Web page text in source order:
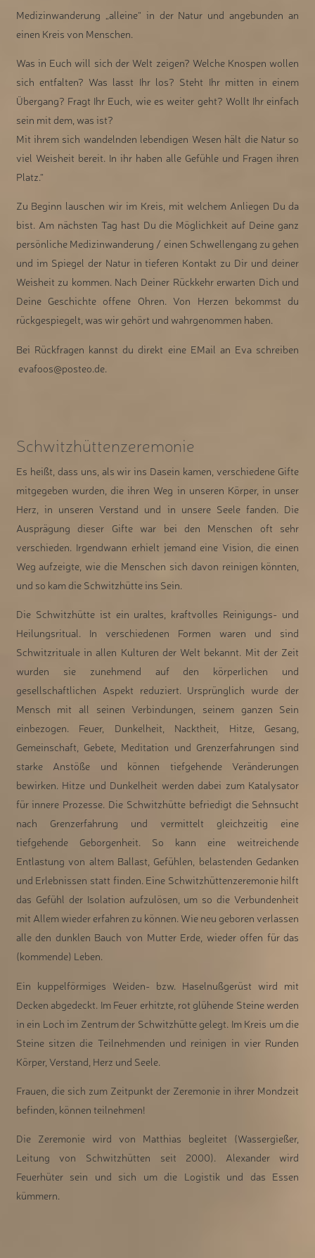
Medizinwanderung „alleine“ in der Natur und angebunden an
einen Kreis von Menschen.
Was in Euch will sich der Welt zeigen? Welche Knospen wollen
sich entfalten? Was lasst Ihr los? Steht Ihr mitten in einem
Übergang? Fragt Ihr Euch, wie es weiter geht? Wollt Ihr einfach
sein mit dem, was ist?
Mit ihrem sich wandelnden lebendigen Wesen hält die Natur so
viel Weisheit bereit. In ihr haben alle Gefühle und Fragen ihren
Platz.“
Zu Beginn lauschen wir im Kreis, mit welchem Anliegen Du da
bist. Am nächsten Tag hast Du die Möglichkeit auf Deine ganz
persönliche Medizinwanderung / einen Schwellengang zu gehen
und im Spiegel der Natur in tieferen Kontakt zu Dir und deiner
Weisheit zu kommen. Nach Deiner Rückkehr erwarten Dich und
Deine Geschichte offene Ohren. Von Herzen bekommst du
rückgespiegelt, was wir gehört und wahrgenommen haben.
Bei Rückfragen kannst du direkt eine EMail an Eva schreiben
evafoos@posteo.de.
Schwitzhüttenzeremonie
Es heißt, dass uns, als wir ins Dasein kamen, verschiedene Gifte
mitgegeben wurden, die ihren Weg in unseren Körper, in unser
Herz, in unseren Verstand und in unsere Seele fanden. Die
Ausprägung dieser Gifte war bei den Menschen oft sehr
verschieden. Irgendwann erhielt jemand eine Vision, die einen
Weg aufzeigte, wie die Menschen sich davon reinigen könnten,
und so kam die Schwitzhütte ins Sein.
Die Schwitzhütte ist ein uraltes, kraftvolles Reinigungs- und
Heilungsritual. In verschiedenen Formen waren und sind
Schwitzrituale in allen Kulturen der Welt bekannt. Mit der Zeit
wurden sie zunehmend auf den körperlichen und
gesellschaftlichen Aspekt reduziert. Ursprünglich wurde der
Mensch mit all seinen Verbindungen, seinem ganzen Sein
einbezogen. Feuer, Dunkelheit, Nacktheit, Hitze, Gesang,
Gemeinschaft, Gebete, Meditation und Grenzerfahrungen sind
starke Anstöße und können tiefgehende Veränderungen
bewirken. Hitze und Dunkelheit werden dabei zum Katalysator
für innere Prozesse. Die Schwitzhütte befriedigt die Sehnsucht
nach Grenzerfahrung und vermittelt gleichzeitig eine
tiefgehende Geborgenheit. So kann eine weitreichende
Entlastung von altem Ballast, Gefühlen, belastenden Gedanken
und Erlebnissen statt finden. Eine Schwitzhüttenzeremonie hilft
das Gefühl der Isolation aufzulösen, um so die Verbundenheit
mit Allem wieder erfahren zu können. Wie neu geboren verlassen
alle den dunklen Bauch von Mutter Erde, wieder offen für das
(kommende) Leben.
Ein kuppelförmiges Weiden- bzw. Haselnußgerüst wird mit
Decken abgedeckt. Im Feuer erhitzte, rot glühende Steine werden
in ein Loch im Zentrum der Schwitzhütte gelegt. Im Kreis um die
Steine sitzen die Teilnehmenden und reinigen in vier Runden
Körper, Verstand, Herz und Seele.
Frauen, die sich zum Zeitpunkt der Zeremonie in ihrer Mondzeit
befinden, können teilnehmen!
Die Zeremonie wird von Matthias begleitet (Wassergießer,
Leitung von Schwitzhütten seit 2000). Alexander wird
Feuerhüter sein und sich um die Logistik und das Essen
kümmern.